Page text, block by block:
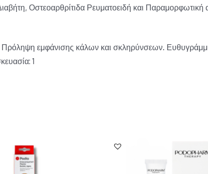
Οστεοαρθρίτιδα Ρευματοειδή και Παραμορφωτική
εμφάνισης κάλων και σκληρύνσεων.
1